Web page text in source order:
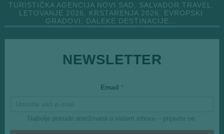
TURISTIČKA AGENCIJA NOVI SAD, SALVADOR TRAVEL,
LETOVANJE 2026, KRSTARENJA 2026, EVROPSKI
GRADOVI, DALEKE DESTINACIJE…
m
a
*
NEWSLETTER
Email *
Najbolje ponude aranžmana u vašem inboxu – prijavite se.